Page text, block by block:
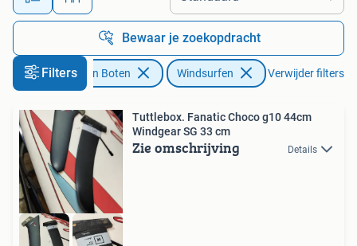
Bewaar je zoekopdracht
Filters
Watersport en Boten Windsurfen Verwijder filters
Tuttlebox. Fanatic Choco g10 44cm
Windgear SG 33 cm
Zie omschrijving Details